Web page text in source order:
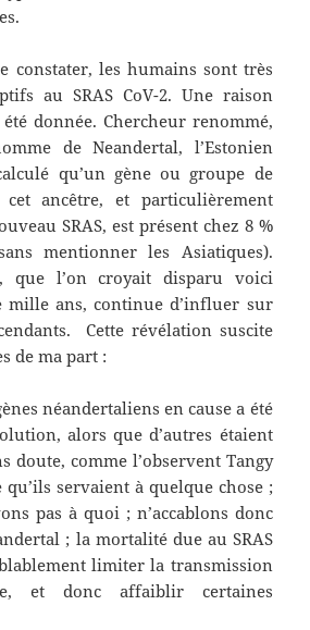
constater, les humains sont très
au SRAS CoV-2. Une raison
donnée. Chercheur renommé,
de Neandertal, l’Estonien
qu’un gène ou groupe de
ancêtre, et particulièrement
SRAS, est présent chez 8 %
mentionner les Asiatiques).
que l’on croyait disparu voici
mille ans, continue d’influer sur
Cette révélation suscite
de ma part :
néandertaliens en cause a été
alors que d’autres étaient
doute, comme l’observent Tangy
servaient à quelque chose ;
pas à quoi ; n’accablons donc
; la mortalité due au SRAS
limiter la transmission
et donc affaiblir certaines